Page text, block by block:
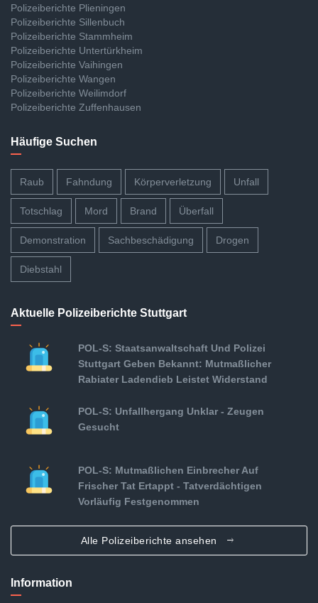
Polizeiberichte Plieningen
Polizeiberichte Sillenbuch
Polizeiberichte Stammheim
Polizeiberichte Untertürkheim
Polizeiberichte Vaihingen
Polizeiberichte Wangen
Polizeiberichte Weilimdorf
Polizeiberichte Zuffenhausen
Häufige Suchen
Raub Fahndung Körperverletzung Unfall
Totschlag Mord Brand Überfall
Demonstration Sachbeschädigung Drogen
Diebstahl
Aktuelle Polizeiberichte Stuttgart
POL-S: Staatsanwaltschaft Und Polizei
Stuttgart Geben Bekannt: Mutmaßlicher
Rabiater Ladendieb Leistet Widerstand
POL-S: Unfallhergang Unklar - Zeugen
Gesucht
POL-S: Mutmaßlichen Einbrecher Auf
Frischer Tat Ertappt - Tatverdächtigen
Vorläufig Festgenommen
Alle Polizeiberichte ansehen
Information